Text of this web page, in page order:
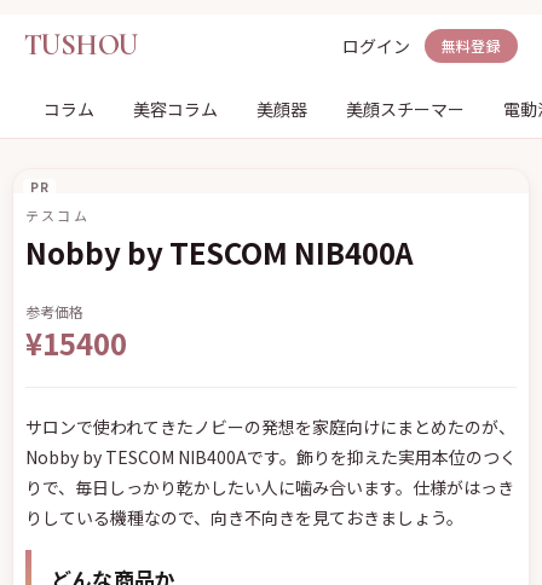
TUSHOU ログイン 無料登録
コラム 美容コラム 美顔器 美顔スチーマー 電
Nobby by TESCOM NIB400A
参考価格
¥15400
サロンで使われてきたノビーの発想を家庭向けにまとめたのが、
Nobby by TESCOM NIB400Aです。飾りを抑えた実用本位のつく
りで、毎日しっかり乾かしたい人に噛み合います。仕様がはっき
りしている機種なので、向き不向きを見ておきましょう。
どんな商品か